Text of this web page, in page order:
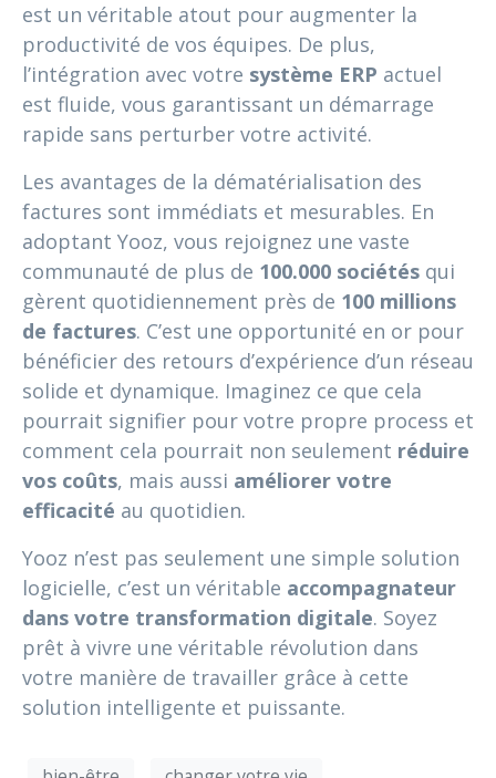
est un véritable atout pour augmenter la
productivité de vos équipes. De plus,
l’intégration avec votre système ERP actuel
est fluide, vous garantissant un démarrage
rapide sans perturber votre activité.
Les avantages de la dématérialisation des
factures sont immédiats et mesurables. En
adoptant Yooz, vous rejoignez une vaste
communauté de plus de 100.000 sociétés qui
gèrent quotidiennement près de 100 millions
de factures. C’est une opportunité en or pour
bénéficier des retours d’expérience d’un réseau
solide et dynamique. Imaginez ce que cela
pourrait signifier pour votre propre process et
comment cela pourrait non seulement réduire
vos coûts, mais aussi améliorer votre
efficacité au quotidien.
Yooz n’est pas seulement une simple solution
logicielle, c’est un véritable accompagnateur
dans votre transformation digitale. Soyez
prêt à vivre une véritable révolution dans
votre manière de travailler grâce à cette
solution intelligente et puissante.